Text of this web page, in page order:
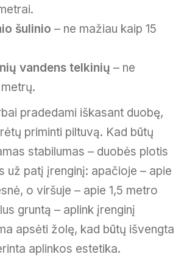
šulinio – ne mažiau kaip 15
vandens telkinių – ne
pradedami iškasant duobę,
priminti piltuvą. Kad būtų
stabilumas – duobės plotis
už patį įrenginį: apačioje – apie
o viršuje – apie 1,5 metro
gruntą – aplink įrenginį
apsėti žolę, kad būtų išvengta
aplinkos estetika.